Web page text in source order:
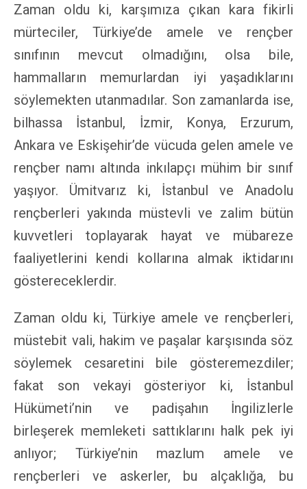
Zaman oldu ki, karşımıza çıkan kara fikirli
mürteciler, Türkiye’de amele ve rençber
sınıfının mevcut olmadığını, olsa bile,
hammalların memurlardan iyi yaşadıklarını
söylemekten utanmadılar. Son zamanlarda ise,
bilhassa İstanbul, İzmir, Konya, Erzurum,
Ankara ve Eskişehir’de vücuda gelen amele ve
rençber namı altında inkılapçı mühim bir sınıf
yaşıyor. Ümitvarız ki, İstanbul ve Anadolu
rençberleri yakında müstevli ve zalim bütün
kuvvetleri toplayarak hayat ve mübareze
faaliyetlerini kendi kollarına almak iktidarını
göstereceklerdir.
Zaman oldu ki, Türkiye amele ve rençberleri,
müstebit vali, hakim ve paşalar karşısında söz
söylemek cesaretini bile gösteremezdiler;
fakat son vekayi gösteriyor ki, İstanbul
Hükümeti’nin ve padişahın İngilizlerle
birleşerek memleketi sattıklarını halk pek iyi
anlıyor; Türkiye’nin mazlum amele ve
rençberleri ve askerler, bu alçaklığa, bu